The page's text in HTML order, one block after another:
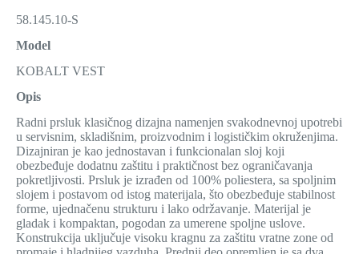
58.145.10-S
Model
KOBALT VEST
Opis
Radni prsluk klasičnog dizajna namenjen svakodnevnoj upotrebi
u servisnim, skladišnim, proizvodnim i logističkim okruženjima.
Dizajniran je kao jednostavan i funkcionalan sloj koji
obezbeđuje dodatnu zaštitu i praktičnost bez ograničavanja
pokretljivosti. Prsluk je izrađen od 100% poliestera, sa spoljnim
slojem i postavom od istog materijala, što obezbeđuje stabilnost
forme, ujednačenu strukturu i lako održavanje. Materijal je
gladak i kompaktan, pogodan za umerene spoljne uslove.
Konstrukcija uključuje visoku kragnu za zaštitu vratne zone od